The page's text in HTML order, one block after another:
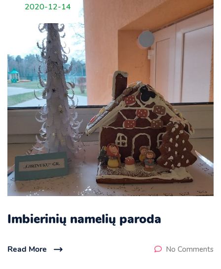
2020-12-14
Imbierinių namelių paroda
Read More No Comments